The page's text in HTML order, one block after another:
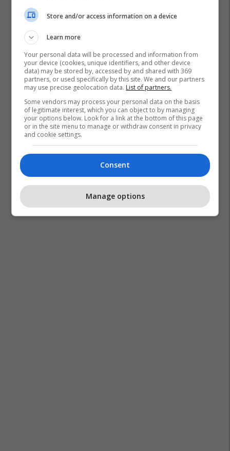
Store and/or access information on a device
Learn more
Your personal data will be processed and information from
your device (cookies, unique identifiers, and other device
data) may be stored by, accessed by and shared with 369
partners, or used specifically by this site. We and our partners
may use precise geolocation data. List of partners.
Some vendors may process your personal data on the basis
of legitimate interest, which you can object to by managing
your options below. Look for a link at the bottom of this page
or in the site menu to manage or withdraw consent in privacy
and cookie settings.
Consent
Manage options